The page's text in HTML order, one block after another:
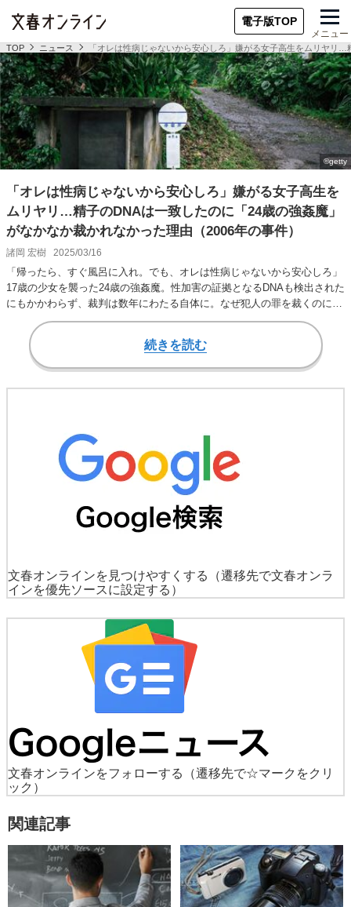
電子版TOP
メニュー
TOP ニュース 「オレは性病じゃないから安心しろ」嫌がる女子高生をムリヤリ
「オレは性病じゃないから安心しろ」嫌がる女子高生を
ムリヤリ…精子のDNAは一致したのに「24歳の強姦魔」
がなかなか裁かれなかった理由（2006年の事件）
諸岡 宏樹 2025/03/16
「帰ったら、すぐ風呂に入れ。でも、オレは性病じゃないから安心しろ」
17歳の少女を襲った24歳の強姦魔。性加害の証拠となるDNAも検出された
にもかかわらず、裁判は数年にわたる自体に。なぜ犯人の罪を裁くのに時
間を要した…
続きを読む
文春オンラインを見つけやすくする
（遷移先で文春オンラ
インを優先ソースに設定する）
文春オンラインをフォローする
（遷移先で☆マークをクリ
ック）
関連記事